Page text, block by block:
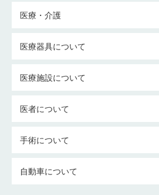
医療・介護
医療器具について
医療施設について
医者について
手術について
自動車について